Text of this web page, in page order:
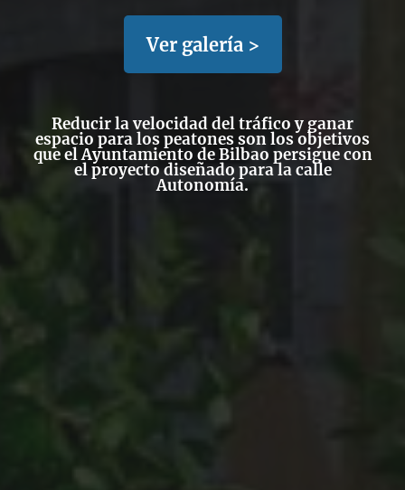
Ver galería >
Reducir la velocidad del tráfico y ganar
espacio para los peatones son los objetivos
que el Ayuntamiento de Bilbao persigue con
el proyecto diseñado para la calle
Autonomía.